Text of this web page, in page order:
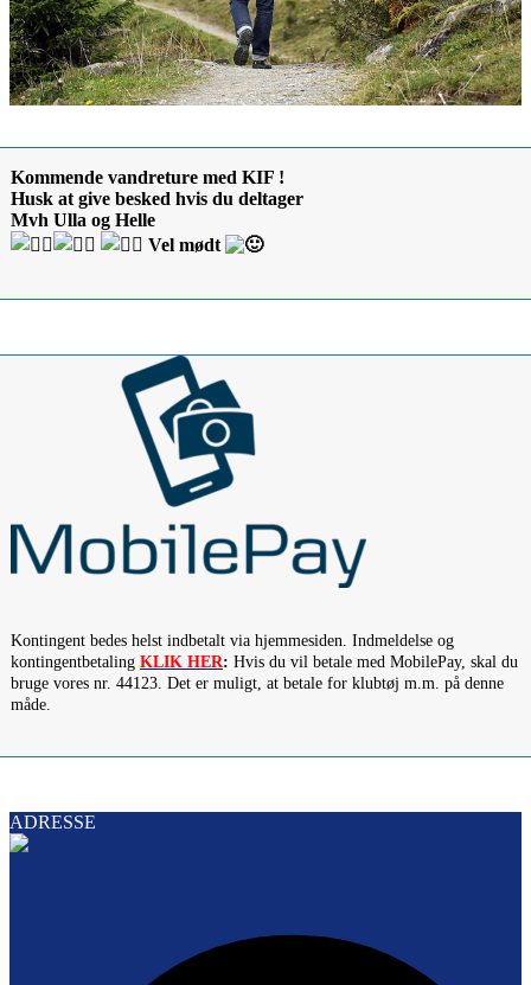
Kommende vandreture med KIF !
Husk at give besked hvis du deltager
Mvh Ulla og Helle
Vel mødt
Kontingent bedes helst indbetalt via hjemmesiden. Indmeldelse og
kontingentbetaling KLIK HER: Hvis du vil betale med MobilePay, skal du
bruge vores nr. 44123. Det er muligt, at betale for klubtøj m.m. på denne
måde.
ADRESSE